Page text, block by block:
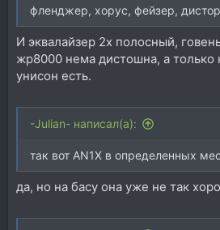
фленджер, хорус, фейзер,
И эквалайзер 2х полосный,
жр8000 нема дистошна, а только
унисон есть.
-Julian- написал(а):
так вот AN1X в определенных
да, но на басу она уже не так